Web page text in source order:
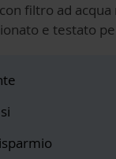
filtro ad
e testato